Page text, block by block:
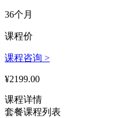
163****3978 刚刚购买了该课程
190****3824 刚刚购买了该课程
194****1338 刚刚购买了该课程
193****1732 刚刚购买了该课程
171****6095 刚刚购买了该课程
36个月
课程价
课程咨询 >
¥2199.00
课程详情
套餐课程列表